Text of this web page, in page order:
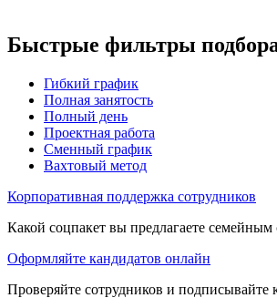
Быстрые фильтры
Гибкий график
Полная занятость
Полный день
Проектная работа
Сменный график
Вахтовый метод
Корпоративная поддержка сотрудников
Какой соцпакет вы предлагаете семейным
Оформляйте кандидатов онлайн
Проверяйте сотрудников и